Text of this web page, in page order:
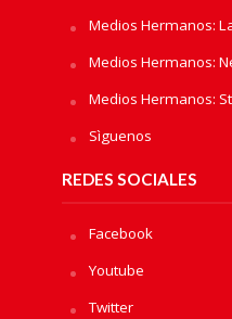
Medios Hermanos:
Medios Hermanos:
Medios Hermanos:
Sìguenos
REDES SOCIALES
Facebook
Youtube
Twitter